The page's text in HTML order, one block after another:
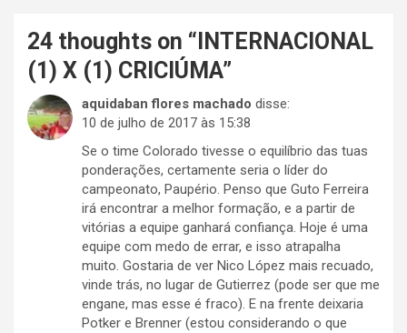
24 thoughts on “ INTERNACIONAL
(1) X (1) CRICIÚMA”
aquidaban flores machado disse:
10 de julho de 2017 às 15:38
Se o time Colorado tivesse o equilíbrio das tuas
ponderações, certamente seria o líder do
campeonato, Paupério. Penso que Guto Ferreira
irá encontrar a melhor formação, e a partir de
vitórias a equipe ganhará confiança. Hoje é uma
equipe com medo de errar, e isso atrapalha
muito. Gostaria de ver Nico López mais recuado,
vinde trás, no lugar de Gutierrez (pode ser que me
engane, mas esse é fraco). E na frente deixaria
Potker e Brenner (estou considerando o que